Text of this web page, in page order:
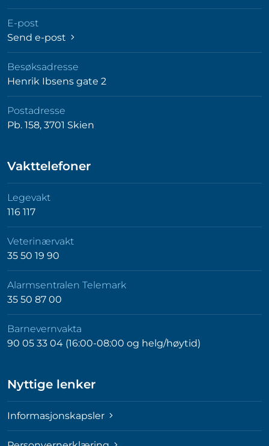
E-post
Send e-post
Besøksadresse
Henrik Ibsens gate 2
Postadresse
Pb. 158, 3701 Skien
Vakttelefoner
Legevakt
116 117
Veterinærvakt
35 50 19 90
Alarmsentralen Telemark
35 50 87 00
Barnevernvakta
90 05 33 04 (16:00-08:00 og helg/høytid)
Nyttige lenker
Informasjonskapsler